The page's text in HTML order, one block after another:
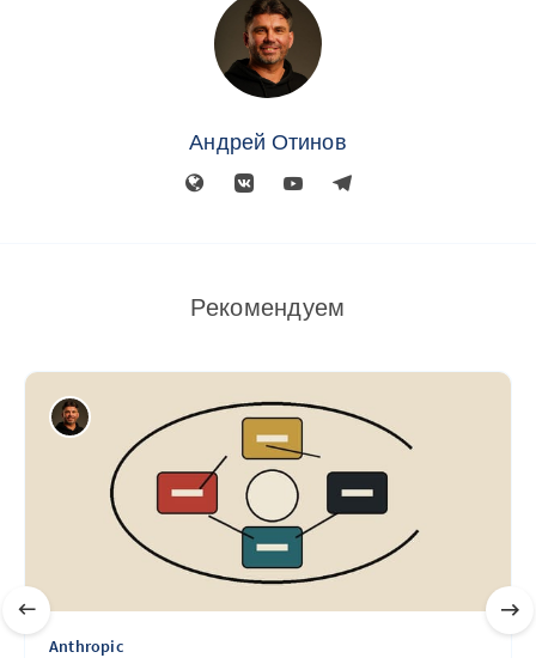
Андрей Отинов
Рекомендуем
Anthropic